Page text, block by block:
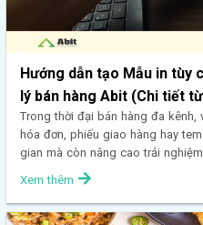
Hướng dẫn tạo Mẫu in tùy
lý bán hàng Abit (Chi tiết
Trong thời đại bán hàng đa kênh,
hóa đơn, phiếu giao hàng hay
gian mà còn nâng cao trải
Xem thêm